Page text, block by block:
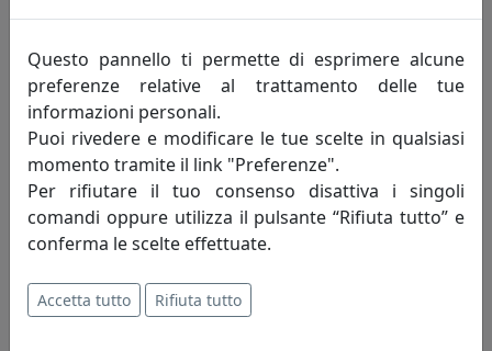
PLAFONIERA COLLEZIONE B&W C105 NERO
Ferroluce
391,00 €
Questo pannello ti permette di esprimere alcune
preferenze relative al trattamento delle tue
informazioni personali.
Puoi rivedere e modificare le tue scelte in qualsiasi
momento tramite il link "Preferenze".
Per rifiutare il tuo consenso disattiva i singoli
comandi oppure utilizza il pulsante “Rifiuta tutto” e
conferma le scelte effettuate.
Accetta tutto Rifiuta tutto